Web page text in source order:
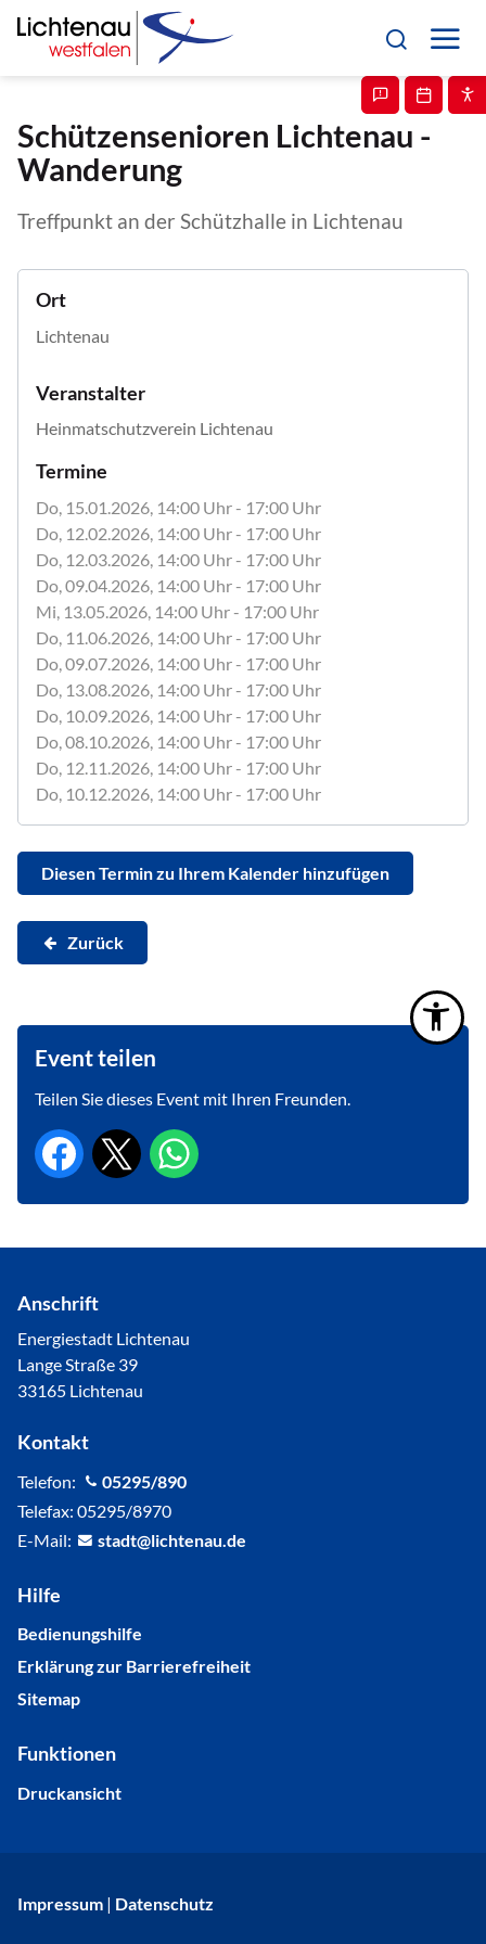
Schützensenioren Lichtenau -
Wanderung
Treffpunkt an der Schützhalle in Lichtenau
Ort
Lichtenau
Veranstalter
Heinmatschutzverein Lichtenau
Termine
Do, 15.01.2026 , 14:00 Uhr- 17:00 Uhr
Do, 12.02.2026 , 14:00 Uhr- 17:00 Uhr
Do, 12.03.2026 , 14:00 Uhr- 17:00 Uhr
Do, 09.04.2026 , 14:00 Uhr- 17:00 Uhr
Mi, 13.05.2026 , 14:00 Uhr- 17:00 Uhr
Do, 11.06.2026 , 14:00 Uhr- 17:00 Uhr
Do, 09.07.2026 , 14:00 Uhr- 17:00 Uhr
Do, 13.08.2026 , 14:00 Uhr- 17:00 Uhr
Do, 10.09.2026 , 14:00 Uhr- 17:00 Uhr
Do, 08.10.2026 , 14:00 Uhr- 17:00 Uhr
Do, 12.11.2026 , 14:00 Uhr- 17:00 Uhr
Do, 10.12.2026 , 14:00 Uhr- 17:00 Uhr
Diesen Termin zu Ihrem Kalender hinzufügen
Zurück
Event teilen
Teilen Sie dieses Event mit Ihren Freunden.
Anschrift
Energiestadt Lichtenau
Lange Straße 39
33165 Lichtenau
Kontakt
Telefon:
05295/890
Telefax: 05295/8970
E-Mail:
st dt l cht n d
Hilfe
Bedienungshilfe
Erklärung zur Barrierefreiheit
Sitemap
Funktionen
Druckansicht
Impressum | Datenschutz